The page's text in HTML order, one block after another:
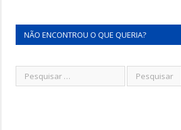
NÃO ENCONTROU O QUE QUERIA?